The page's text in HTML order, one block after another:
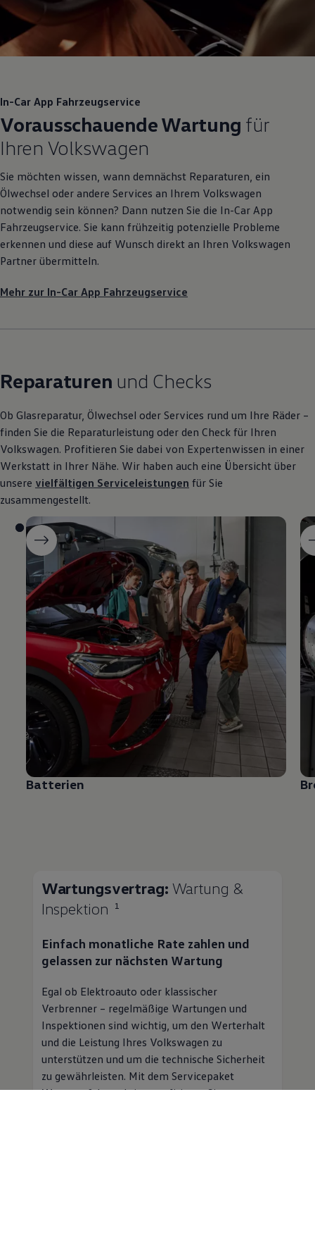
In-Car App Fahrzeugservice
Vorausschauende Wartung für
Ihren Volkswagen
Sie möchten wissen, wann demnächst Reparaturen, ein
Ölwechsel oder andere Services an Ihrem Volkswagen
notwendig sein können? Dann nutzen Sie die In-Car App
Fahrzeugservice. Sie kann frühzeitig potenzielle Probleme
erkennen und diese auf Wunsch direkt an Ihren Volkswagen
Partner übermitteln.
Mehr zur In-Car App Fahrzeugservice
Reparaturen und Checks
Ob Glasreparatur, Ölwechsel oder Services rund um Ihre Räder –
finden Sie die Reparaturleistung oder den Check für Ihren
Volkswagen. Profitieren Sie dabei von Expertenwissen in einer
Werkstatt in Ihrer Nähe. Wir haben auch eine Übersicht über
unsere vielfältigen Serviceleistungen für Sie
zusammengestellt.
Batterien
Wartungsvertrag: Wartung &
Inspektion
1
Einfach monatliche Rate zahlen und
gelassen zur nächsten Wartung
Egal ob Elektroauto oder klassischer
Verbrenner – regelmäßige Wartungen und
Inspektionen sind wichtig, um den Werterhalt
und die Leistung Ihres Volkswagen zu
unterstützen und um die technische Sicherheit
zu gewährleisten. Mit dem Servicepaket
Wartung & Inspektion profitieren Sie von